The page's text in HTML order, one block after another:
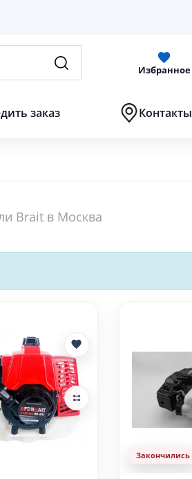
Избранное
заказ Контакты
Brait в Москва
Закончились